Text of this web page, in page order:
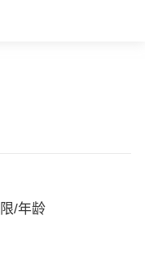
/年龄